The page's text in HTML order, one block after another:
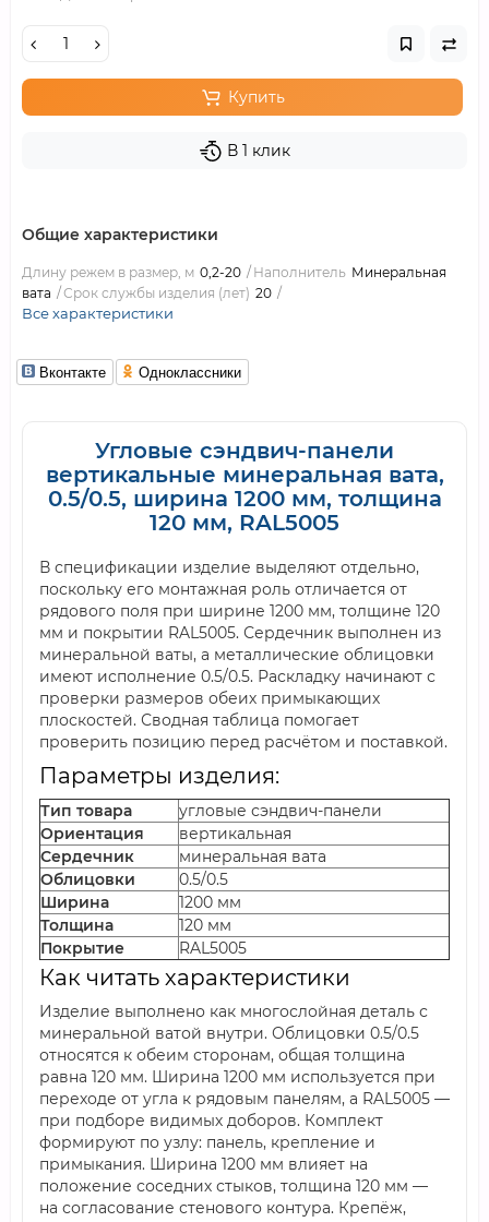
Купить
В 1 клик
Общие характеристики
Длину режем в размер, м 0,2-20 Наполнитель Минеральная
вата
Срок службы изделия (лет) 20
Все характеристики
Вконтакте Одноклассники
Угловые сэндвич-панели
вертикальные минеральная вата,
0.5/0.5, ширина 1200 мм, толщина
120 мм, RAL5005
В спецификации изделие выделяют отдельно,
поскольку его монтажная роль отличается от
рядового поля при ширине 1200 мм, толщине 120
мм и покрытии RAL5005. Сердечник выполнен из
минеральной ваты, а металлические облицовки
имеют исполнение 0.5/0.5. Раскладку начинают с
проверки размеров обеих примыкающих
плоскостей. Сводная таблица помогает
проверить позицию перед расчётом и поставкой.
Параметры изделия:
Тип товара
угловые сэндвич-панели
Ориентация
вертикальная
Сердечник
минеральная вата
Облицовки
0.5/0.5
Ширина
1200 мм
Толщина
120 мм
Покрытие
RAL5005
Как читать характеристики
Изделие выполнено как многослойная деталь с
минеральной ватой внутри. Облицовки 0.5/0.5
относятся к обеим сторонам, общая толщина
равна 120 мм. Ширина 1200 мм используется при
переходе от угла к рядовым панелям, а RAL5005 —
при подборе видимых доборов. Комплект
формируют по узлу: панель, крепление и
примыкания. Ширина 1200 мм влияет на
положение соседних стыков, толщина 120 мм —
на согласование стенового контура. Крепёж,